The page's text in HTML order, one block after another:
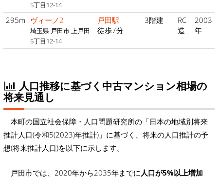
5丁目12-14
295m ヴィーノ2
埼玉県 戸田市 上戸田
5丁目12-14
戸田駅
徒歩7分
3階建
RC
造
2003
年
人口推移に基づく中古マンション相場の
将来見通し
本町の国立社会保障・人口問題研究所の「日本の地域別将来
推計人口(令和5(2023)年推計)」に基づく、将来の人口推計の予
想(将来推計人口)を以下に示します。
戸田市では、2020年から2035年までに 人口が5%以上増加